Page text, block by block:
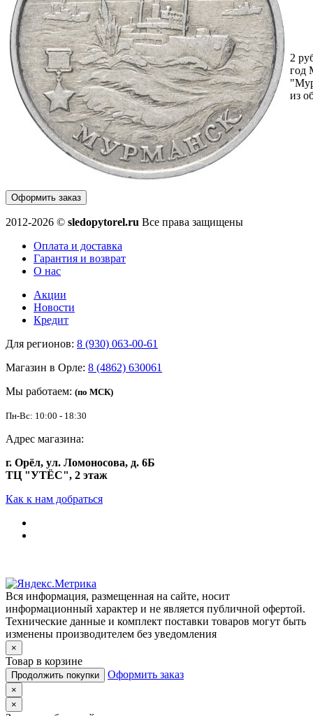
2
из
Оформить заказ
2012-2026 © sledopytorel.ru Все права защищены
Оплата и доставка
Гарантия и возврат
О нас
Акции
Новости
Кредит
Для регионов: 8 (930) 063-00-61
Магазин в Орле: 8 (4862) 630061
Мы работаем: (по МСК)
Пн-Вс: 10:00 - 18:30
Адрес магазина:
г. Орёл, ул. Ломоносова, д. 6Б
ТЦ "УТЁС", 2 этаж
Как к нам добраться
Вся информация, размещенная на сайте, носит
информационный характер и не является публичной офертой.
Технические данные и комплект поставки товаров могут быть
изменены производителем без уведомления
×
Товар в корзине
Продолжить покупки Оформить заказ
×
×